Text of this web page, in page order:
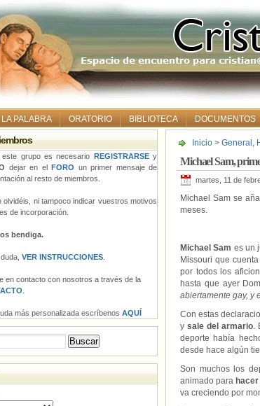
LA PALABRA ORATORIO BIBLIOTECA DOCUMENTOS
Inicio > General ,
Michael Sam,
martes, 11 de
Michael Sam se
meses.
Michael Sam es un
Missouri que
por todos los
hasta que ayer
abiertamente gay, y
Con estas
y sale del armario.
deporte había
desde hace algún
Son muchos los
animado para
va creciendo por
grupo es necesario REGISTRARSEy
dejar en el FORO un primer mensaje de
al resto de miembros.
olvidéis, ni tampoco indicar vuestros motivos
de incorporación.
bendiga.
VER INSTRUCCIONES
en contacto con nosotros a través de la
más personalizada escríbenos AQUÍ